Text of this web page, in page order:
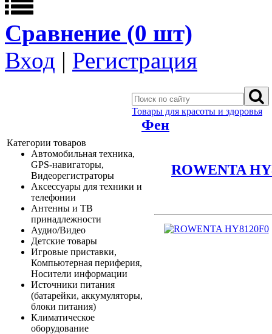
Сравнение (0 шт)
Вход | Регистрация
Категории товаров
Автомобильная техника,
GPS-навигаторы,
Видеорегистраторы
Аксессуары для техники и
телефонии
Антенны и ТВ
принадлежности
Аудио/Видео
Детские товары
Игровые приставки,
Компьютерная периферия,
Носители информации
Источники питания
(батарейки, аккумуляторы,
блоки питания)
Климатическое
оборудование
Товары для красоты и здоровья
Фен
ROWENTA